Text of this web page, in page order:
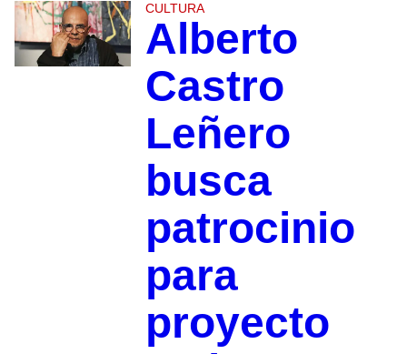
CULTURA
Alberto
Castro
Leñero
busca
patrocinio
para
proyecto